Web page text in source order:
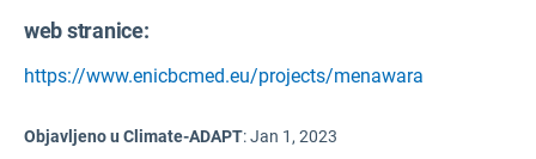
web stranice:
https://www.enicbcmed.eu/projects/menawara
Objavljeno u Climate-ADAPT:Jan 1, 2023